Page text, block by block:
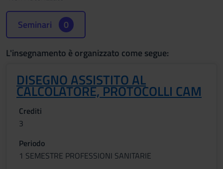
Seminari 0
L'insegnamento è organizzato come segue:
DISEGNO ASSISTITO AL
CALCOLATORE, PROTOCOLLI CAM
Crediti
3
Periodo
1 SEMESTRE PROFESSIONI SANITARIE